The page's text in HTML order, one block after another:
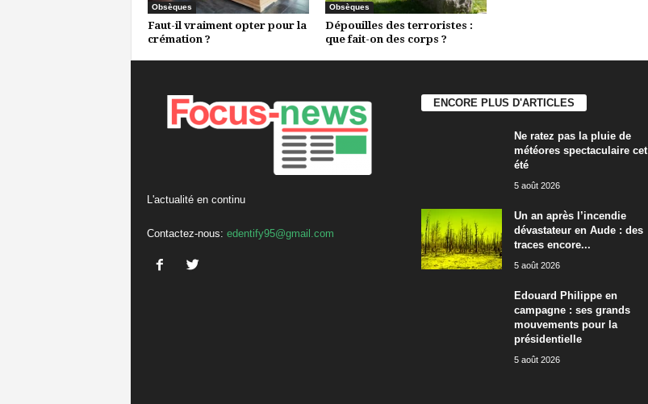
Obsèques
Faut-il vraiment opter pour la
crémation ?
Obsèques
Dépouilles des terroristes :
que fait-on des corps ?
L'actualité en continu
Contactez-nous: edentify95@gmail.com
ENCORE PLUS D'ARTICLES
Ne ratez pas la pluie de
météores spectaculaire cet
été
5 août 2026
Un an après l’incendie
dévastateur en Aude : des
traces encore...
5 août 2026
Edouard Philippe en
campagne : ses grands
mouvements pour la
présidentielle
5 août 2026